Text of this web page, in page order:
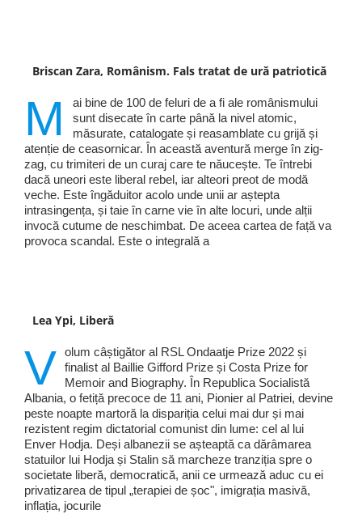
Briscan Zara, Românism. Fals tratat de ură patriotică
M
ai bine de 100 de feluri de a fi ale românismului
sunt disecate în carte până la nivel atomic,
măsurate, catalogate și reasamblate cu grijă și
atenție de ceasornicar. În această aventură merge în zig-
zag, cu trimiteri de un curaj care te năucește. Te întrebi
dacă uneori este liberal rebel, iar alteori preot de modă
veche. Este îngăduitor acolo unde unii ar aștepta
intrasingența, și taie în carne vie în alte locuri, unde alții
invocă cutume de neschimbat. De aceea cartea de față va
provoca scandal. Este o integrală a
Lea Ypi, Liberă
V olum câștigător al RSL Ondaatje Prize 2022 și
finalist al Baillie Gifford Prize și Costa Prize for
Memoir and Biography. În Republica Socialistă
Albania, o fetiță precoce de 11 ani, Pionier al Patriei, devine
peste noapte martoră la dispariția celui mai dur și mai
rezistent regim dictatorial comunist din lume: cel al lui
Enver Hodja. Deși albanezii se așteaptă ca dărâmarea
statuilor lui Hodja și Stalin să marcheze tranziția spre o
societate liberă, democratică, anii ce urmează aduc cu ei
privatizarea de tipul „terapiei de șoc", imigrația masivă,
inflația, jocurile